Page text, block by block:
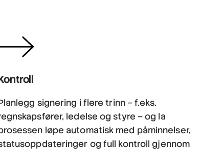
signering i flere trinn – f.eks.
ledelse og styre – og la
løpe automatisk med påminnelser,
og full kontroll gjennom